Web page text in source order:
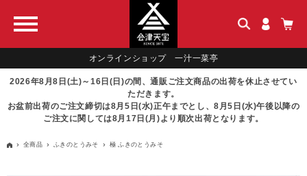
オンラインショップ 一汁一菜亭
2026年8月8日(土)～16日(日)の間、通販ご注文商品の出荷を休止させてい
ただきます。
お盆前出荷のご注文締切は8月5日(水)正午までとし、8月5日(水)午後以降の
ご注文に関しては8月17日(月)より順次出荷となります。
全商品 ふきのとうみそ 極 ふきのとうみそ